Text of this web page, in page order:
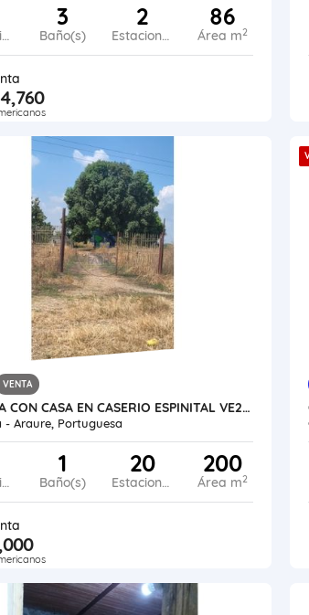
Habitaciones
3
Baño(s)
2
Estacionamiento
86
Área m2
VENTA
PARCELA CON CASA EN CASERIO ESPINITAL VE24-046CE-MRAM
- Araure, Portuguesa
Habitaciones
1
Baño(s)
20
Estacionamiento
200
Área m2